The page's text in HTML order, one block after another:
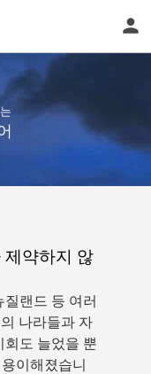
제약하지 않
질랜드 등 여러
나라들과 자
회도 늘었을 뿐
이해졌습니